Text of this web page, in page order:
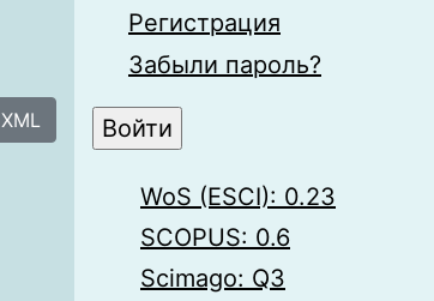
XML
Регистрация
Забыли пароль?
WoS (ESCI): 0.23
SCOPUS: 0.6
Scimago: Q3